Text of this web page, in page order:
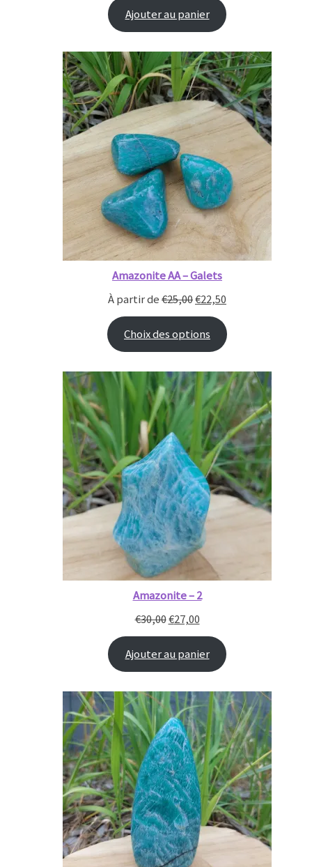
Ajouter au panier
Amazonite AA – Galets
À partir de€25,00€22,50
Choix des options
Amazonite – 2
€30,00€27,00
Ajouter au panier